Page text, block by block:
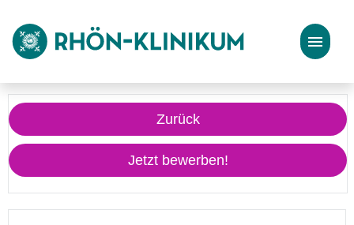
Stellenangebote
Bewerbungstipps
Zurück
Jetzt bewerben!